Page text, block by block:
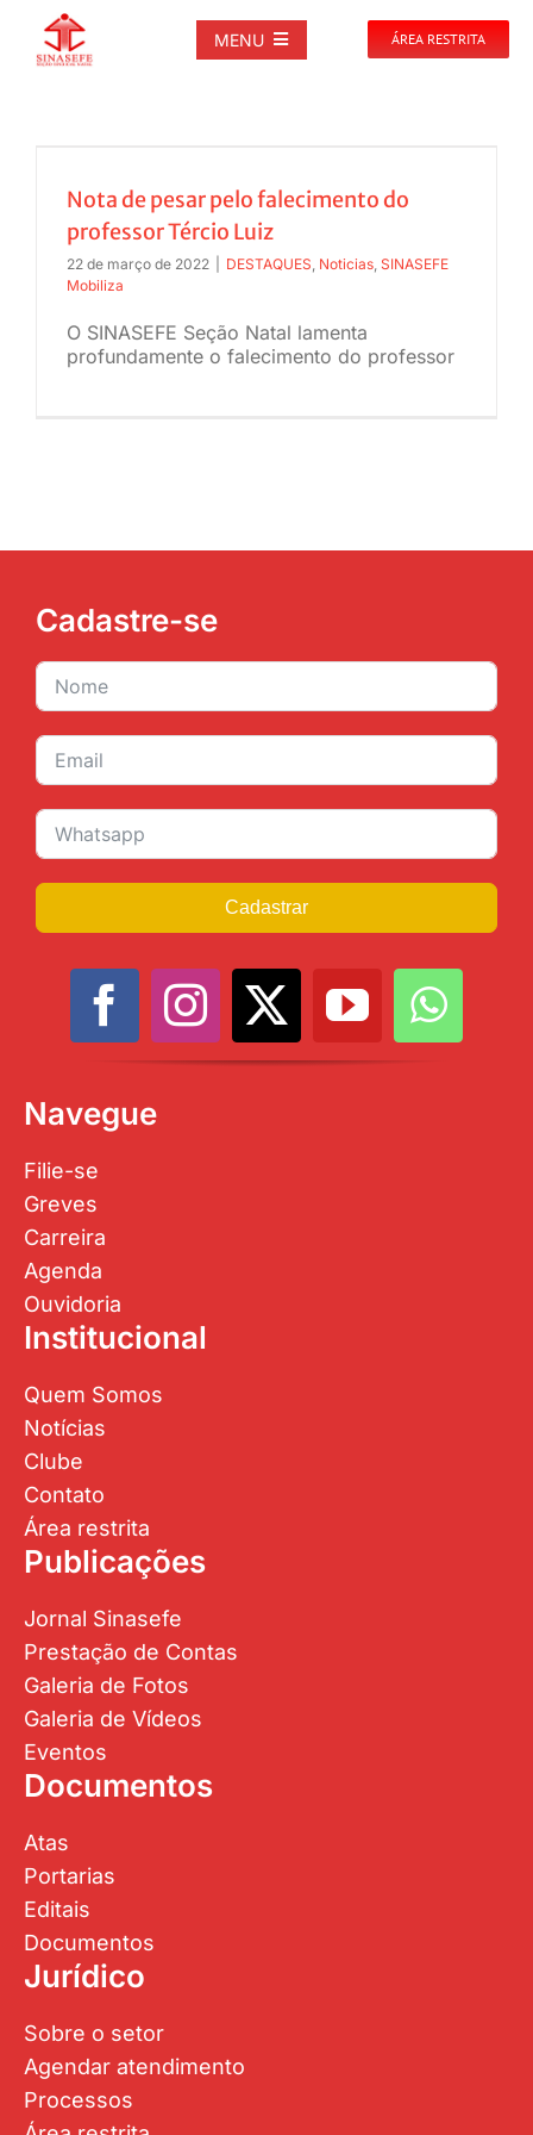
MENU
PUBLICAÇÕES
DOCUMENTOS
ÁREA RESTRITA
Nota de pesar pelo falecimento do
professor Tércio Luiz
22 de março de 2022 DESTAQUES Noticias SINASEFE
Mobiliza
O SINASEFE Seção Natal lamenta
profundamente o falecimento do professor
Cadastre-se
Cadastrar
Navegue
Filie-se
Greves
Carreira
Agenda
Ouvidoria
Institucional
Quem Somos
Notícias
Clube
Contato
Área restrita
Publicações
Jornal Sinasefe
Prestação de Contas
Galeria de Fotos
Galeria de Vídeos
Eventos
Documentos
Atas
Portarias
Editais
Documentos
Jurídico
Sobre o setor
Agendar atendimento
Processos